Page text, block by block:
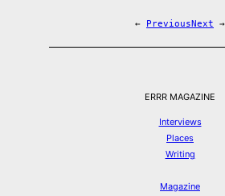
← PreviousNext →
ERRR MAGAZINE
Interviews
Places
Writing
Magazine